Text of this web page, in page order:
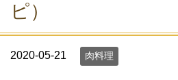
ピ）
2020-05-21 肉料理